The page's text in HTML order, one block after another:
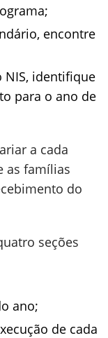
encontre
NIS, identifique
para o ano de
a cada
as famílias
do
seções
ano;
de cada